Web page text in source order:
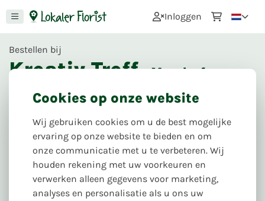
Inloggen
Bestellen bij
Kreativ Treff- Maxdorf
Volgende levering & afhaling:di. 25.08
Hauptstraße 1d, 67133 Maxdorf
Cookies op onze website
Wij gebruiken cookies om u de best mogelijke
ervaring op onze website te bieden en om
onze communicatie met u te verbeteren. Wij
houden rekening met uw voorkeuren en
verwerken alleen gegevens voor marketing,
analyses en personalisatie als u ons uw